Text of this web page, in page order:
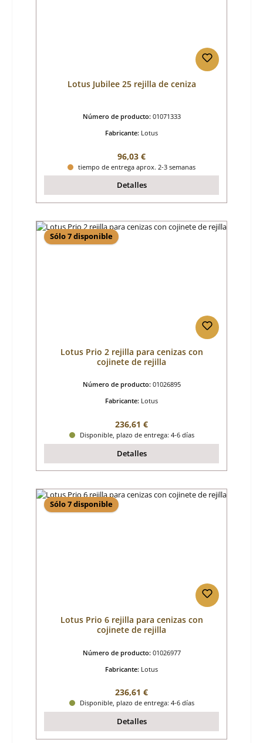
Lotus Jubilee 25 rejilla de ceniza
Número de producto: 01071333
Fabricante: Lotus
Precio normal:
96,03 €
tiempo de entrega aprox. 2-3 semanas
Detalles
Sólo 7 disponible
Lotus Prio 2 rejilla para cenizas con
cojinete de rejilla
Número de producto: 01026895
Fabricante: Lotus
Precio normal:
236,61 €
Disponible, plazo de entrega: 4-6 días
Detalles
Sólo 7 disponible
Lotus Prio 6 rejilla para cenizas con
cojinete de rejilla
Número de producto: 01026977
Fabricante: Lotus
Precio normal:
236,61 €
Disponible, plazo de entrega: 4-6 días
Detalles